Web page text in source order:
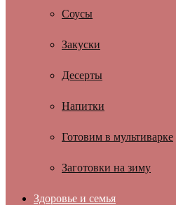
Соусы
Закуски
Десерты
Напитки
Готовим в мультиварке
Заготовки на зиму
Здоровье и семья